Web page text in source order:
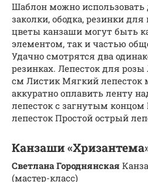
Шаблон можно использовать
заколки, ободка, резинки
цветы канзаши могут быть
элементом, так и частью
Удачно смотрятся два
резинках. Лепесток для розы
см Листик Мягкий лепесток
аккуратно оплавить ленту
лепесток с загнутым
лепесток Простой острый
Канзаши
Светлана Городнянская
(мастер-класс)